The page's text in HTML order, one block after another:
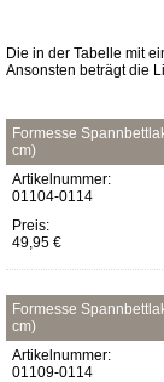
Die in der Tabelle mit
Ansonsten beträgt die
Formesse
cm)
Artikelnummer:
01104-0114
Preis:
49,95 €
Formesse
cm)
Artikelnummer:
01109-0114